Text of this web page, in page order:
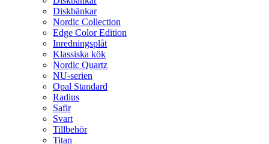
Diskbänkar
Nordic Collection
Edge Color Edition
Inredningsplåt
Klassiska kök
Nordic Quartz
NU-serien
Opal Standard
Radius
Safir
Svart
Tillbehör
Titan